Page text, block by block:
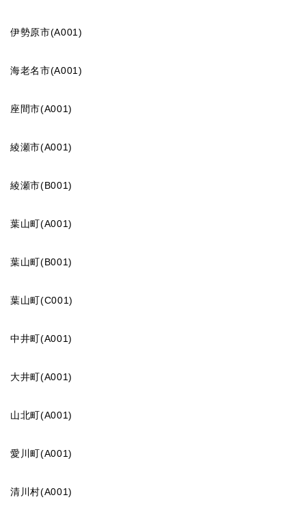
伊勢原市(A001)
海老名市(A001)
座間市(A001)
綾瀬市(A001)
綾瀬市(B001)
葉山町(A001)
葉山町(B001)
葉山町(C001)
中井町(A001)
大井町(A001)
山北町(A001)
愛川町(A001)
清川村(A001)